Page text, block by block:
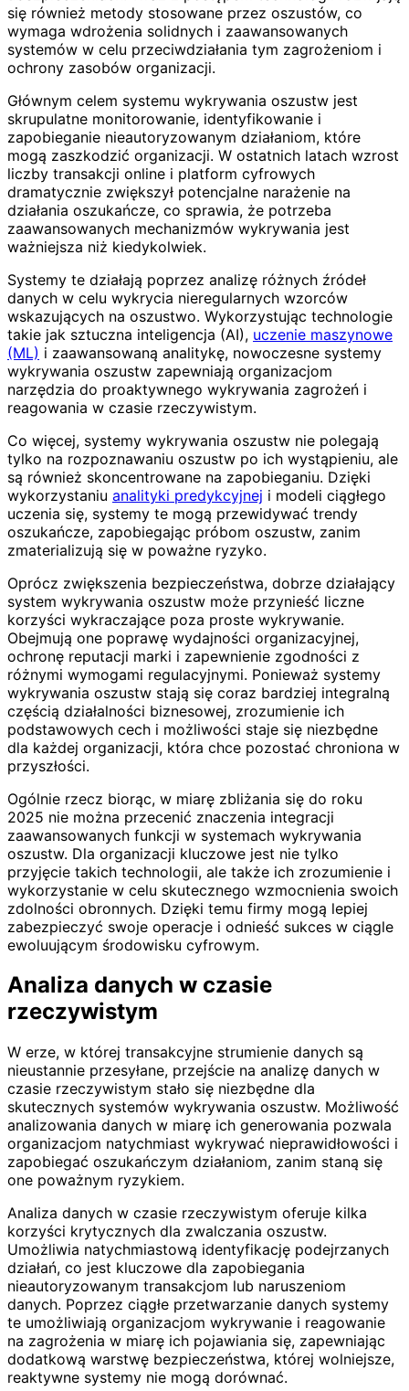
się również metody stosowane przez oszustów, co
wymaga wdrożenia solidnych i zaawansowanych
systemów w celu przeciwdziałania tym zagrożeniom i
ochrony zasobów organizacji.
Głównym celem systemu wykrywania oszustw jest
skrupulatne monitorowanie, identyfikowanie i
zapobieganie nieautoryzowanym działaniom, które
mogą zaszkodzić organizacji. W ostatnich latach wzrost
liczby transakcji online i platform cyfrowych
dramatycznie zwiększył potencjalne narażenie na
działania oszukańcze, co sprawia, że potrzeba
zaawansowanych mechanizmów wykrywania jest
ważniejsza niż kiedykolwiek.
Systemy te działają poprzez analizę różnych źródeł
danych w celu wykrycia nieregularnych wzorców
wskazujących na oszustwo. Wykorzystując technologie
takie jak sztuczna inteligencja (AI), uczenie maszynowe
(ML) i zaawansowaną analitykę, nowoczesne systemy
wykrywania oszustw zapewniają organizacjom
narzędzia do proaktywnego wykrywania zagrożeń i
reagowania w czasie rzeczywistym.
Co więcej, systemy wykrywania oszustw nie polegają
tylko na rozpoznawaniu oszustw po ich wystąpieniu, ale
są również skoncentrowane na zapobieganiu. Dzięki
wykorzystaniu analityki predykcyjnej i modeli ciągłego
uczenia się, systemy te mogą przewidywać trendy
oszukańcze, zapobiegając próbom oszustw, zanim
zmaterializują się w poważne ryzyko.
Oprócz zwiększenia bezpieczeństwa, dobrze działający
system wykrywania oszustw może przynieść liczne
korzyści wykraczające poza proste wykrywanie.
Obejmują one poprawę wydajności organizacyjnej,
ochronę reputacji marki i zapewnienie zgodności z
różnymi wymogami regulacyjnymi. Ponieważ systemy
wykrywania oszustw stają się coraz bardziej integralną
częścią działalności biznesowej, zrozumienie ich
podstawowych cech i możliwości staje się niezbędne
dla każdej organizacji, która chce pozostać chroniona w
przyszłości.
Ogólnie rzecz biorąc, w miarę zbliżania się do roku
2025 nie można przecenić znaczenia integracji
zaawansowanych funkcji w systemach wykrywania
oszustw. Dla organizacji kluczowe jest nie tylko
przyjęcie takich technologii, ale także ich zrozumienie i
wykorzystanie w celu skutecznego wzmocnienia swoich
zdolności obronnych. Dzięki temu firmy mogą lepiej
zabezpieczyć swoje operacje i odnieść sukces w ciągle
ewoluującym środowisku cyfrowym.
Analiza danych w czasie
rzeczywistym
W erze, w której transakcyjne strumienie danych są
nieustannie przesyłane, przejście na analizę danych w
czasie rzeczywistym stało się niezbędne dla
skutecznych systemów wykrywania oszustw. Możliwość
analizowania danych w miarę ich generowania pozwala
organizacjom natychmiast wykrywać nieprawidłowości i
zapobiegać oszukańczym działaniom, zanim staną się
one poważnym ryzykiem.
Analiza danych w czasie rzeczywistym oferuje kilka
korzyści krytycznych dla zwalczania oszustw.
Umożliwia natychmiastową identyfikację podejrzanych
działań, co jest kluczowe dla zapobiegania
nieautoryzowanym transakcjom lub naruszeniom
danych. Poprzez ciągłe przetwarzanie danych systemy
te umożliwiają organizacjom wykrywanie i reagowanie
na zagrożenia w miarę ich pojawiania się, zapewniając
dodatkową warstwę bezpieczeństwa, której wolniejsze,
reaktywne systemy nie mogą dorównać.